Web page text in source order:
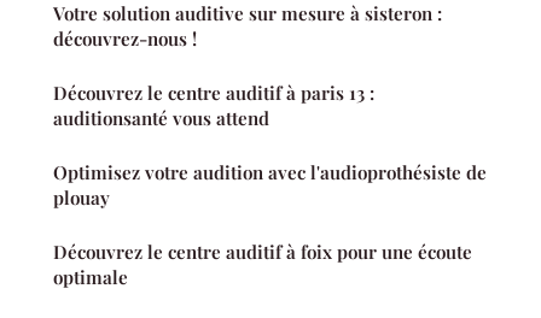
Votre solution auditive sur mesure à sisteron :
découvrez-nous !
Découvrez le centre auditif à paris 13 :
auditionsanté vous attend
Optimisez votre audition avec l'audioprothésiste de
plouay
Découvrez le centre auditif à foix pour une écoute
optimale